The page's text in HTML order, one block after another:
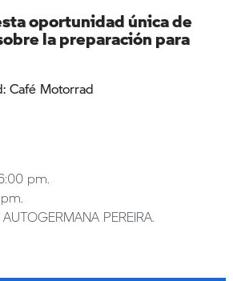
oportunidad única de
la preparación para
Café Motorrad
pm.
PEREIRA.